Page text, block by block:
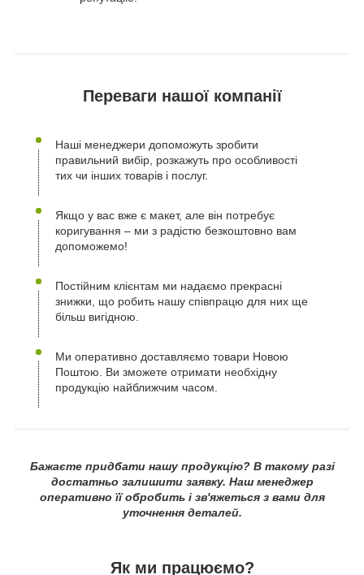
Переваги нашої компанії
Наші менеджери допоможуть зробити
правильний вибір, розкажуть про особливості
тих чи інших товарів і послуг.
Якщо у вас вже є макет, але він потребує
коригування – ми з радістю безкоштовно вам
допоможемо!
Постійним клієнтам ми надаємо прекрасні
знижки, що робить нашу співпрацю для них ще
більш вигідною.
Ми оперативно доставляємо товари Новою
Поштою. Ви зможете отримати необхідну
продукцію найближчим часом.
Бажаєте придбати нашу продукцію? В такому разі
достатньо залишити заявку. Наш менеджер
оперативно її обробить і зв'яжеться з вами для
уточнення деталей.
Як ми працюємо?